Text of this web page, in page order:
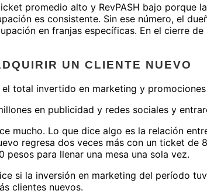
promedio alto y RevPASH bajo porque
es consistente. Sin ese número, el
en franjas específicas. En el cierre
UN CLIENTE NUEVO
total invertido en marketing y
en publicidad y redes sociales y
mucho. Lo que dice algo es la relación
regresa dos veces más con un ticket
pesos para llenar una mesa una sola vez.
si la inversión en marketing del período
clientes nuevos.